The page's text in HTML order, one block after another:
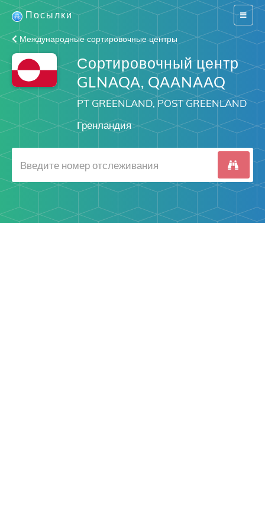
Switch
Посылки
Международные сортировочные центры
Сортировочный центр
GLNAQA, QAANAAQ
PT GREENLAND, POST GREENLAND
Гренландия